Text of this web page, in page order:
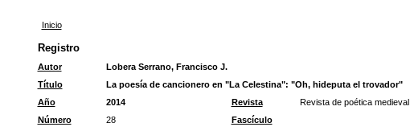
Inicio
Registro
Autor
Lobera Serrano, Francisco J.
Título
La poesía de cancionero en "La Celestina": "Oh, hideputa el trovador"
Año
2014 Revista Revista de poética medieval
Número
28 Fascículo